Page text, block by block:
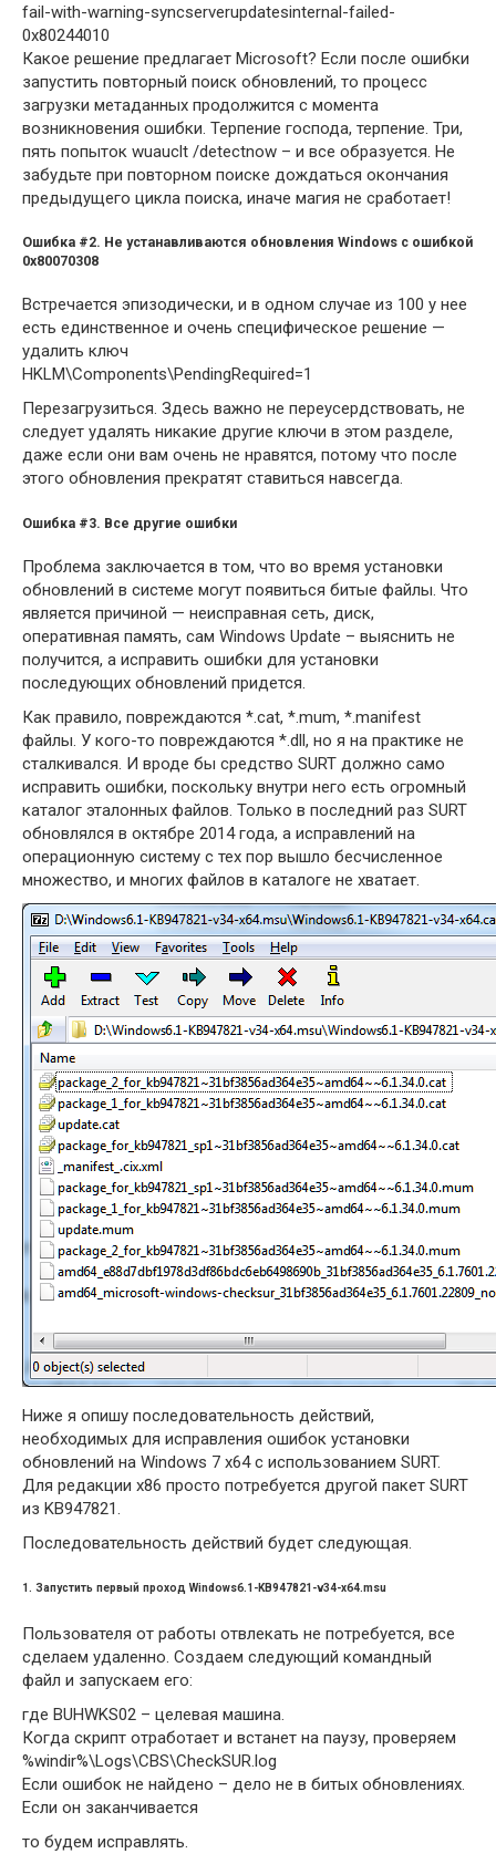
fail-with-warning-syncserverupdatesinternal-failed-
0x80244010
Какое решение предлагает Microsoft? Если после ошибки
запустить повторный поиск обновлений, то процесс
загрузки метаданных продолжится с момента
возникновения ошибки. Терпение господа, терпение. Три,
пять попыток wuauclt /detectnow – и все образуется. Не
забудьте при повторном поиске дождаться окончания
предыдущего цикла поиска, иначе магия не сработает!
Ошибка #2. Не устанавливаются обновления Windows с ошибкой
0x80070308
Встречается эпизодически, и в одном случае из 100 у нее
есть единственное и очень специфическое решение —
удалить ключ
HKLM\Components\PendingRequired=1
Перезагрузиться. Здесь важно не переусердствовать, не
следует удалять никакие другие ключи в этом разделе,
даже если они вам очень не нравятся, потому что после
этого обновления прекратят ставиться навсегда.
Ошибка #3. Все другие ошибки
Проблема заключается в том, что во время установки
обновлений в системе могут появиться битые файлы. Что
является причиной — неисправная сеть, диск,
оперативная память, сам Windows Update – выяснить не
получится, а исправить ошибки для установки
последующих обновлений придется.
Как правило, повреждаются *.cat, *.mum, *.manifest
файлы. У кого-то повреждаются *.dll, но я на практике не
сталкивался. И вроде бы средство SURT должно само
исправить ошибки, поскольку внутри него есть огромный
каталог эталонных файлов. Только в последний раз SURT
обновлялся в октябре 2014 года, а исправлений на
операционную систему с тех пор вышло бесчисленное
множество, и многих файлов в каталоге не хватает.
Ниже я опишу последовательность действий,
необходимых для исправления ошибок установки
обновлений на Windows 7 x64 с использованием SURT.
Для редакции x86 просто потребуется другой пакет SURT
из KB947821.
Последовательность действий будет следующая.
1. Запустить первый проход Windows6.1-KB947821-v34-x64.msu
Пользователя от работы отвлекать не потребуется, все
сделаем удаленно. Создаем следующий командный
файл и запускаем его:
где BUHWKS02 – целевая машина.
Когда скрипт отработает и встанет на паузу, проверяем
%windir%\Logs\CBS\CheckSUR.log
Если ошибок не найдено – дело не в битых обновлениях.
Если он заканчивается
то будем исправлять.